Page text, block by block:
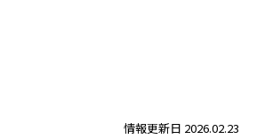
情報更新日 2026.02.23